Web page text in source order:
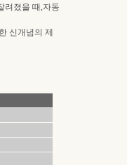
려졌을 때,자동
신개념의 제